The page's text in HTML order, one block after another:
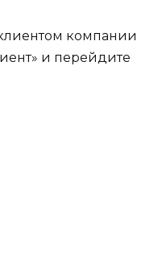
компании
и перейдите